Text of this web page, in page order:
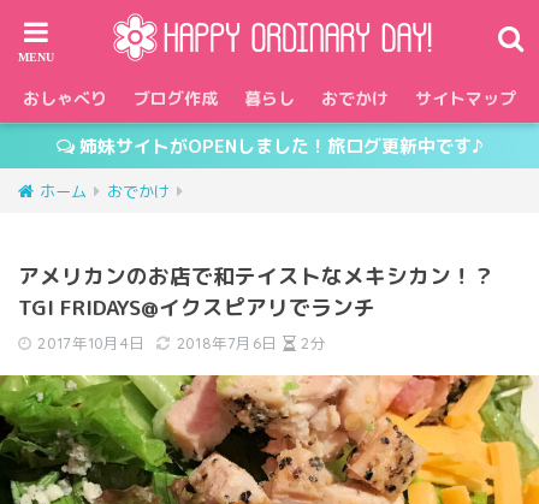
おしゃべり ブログ作成 暮らし おでかけ サイトマップ
姉妹サイトがOPENしました！旅ログ更新中です♪
ホーム おでかけ
アメリカンのお店で和テイストなメキシカン！？
TGI FRIDAYS@イクスピアリでランチ
2017年10月4日 2018年7月6日 2分